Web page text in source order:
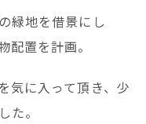
緑地を借景にし
置を計画。
気に入って頂き、少
た。